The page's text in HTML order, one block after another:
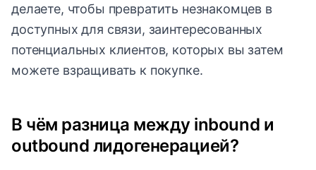
делаете, чтобы превратить незнакомцев в
доступных для связи, заинтересованных
потенциальных клиентов, которых вы затем
можете взращивать к покупке.
В чём разница между inbound и
outbound лидогенерацией?